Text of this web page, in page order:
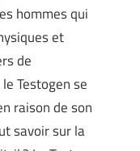
hommes qui
et
de
Testogen se
raison de son
savoir sur la